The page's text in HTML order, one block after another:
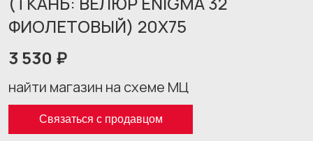
ФИОЛЕТОВЫЙ) 20X75
3 530 ₽
найти магазин на схеме МЦ
Связаться с продавцом